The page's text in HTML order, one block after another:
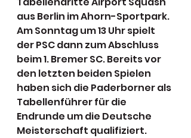
aus Berlin im Ahorn-Sportpark.
Am Sonntag um 13 Uhr spielt
der PSC dann zum Abschluss
beim 1. Bremer SC. Bereits vor
den letzten beiden Spielen
haben sich die Paderborner als
Tabellenführer für die
Endrunde um die Deutsche
Meisterschaft qualifiziert.